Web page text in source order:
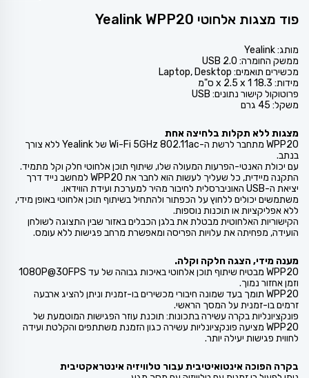
פוד מצגות אלחוטי Yealink WPP20
מותג: Yealink
ממשק החומרה: USB 2.0
מכשירים תואמים: Laptop, Desktop
מידות: 18.3 x 2.5 x 1 ס"מ
פרוטוקול קישור נתונים: USB
משקל: 45 גרם
מצגות ללא תקלות בלחיצה אחת
WPP20 מתחבר לרשת ה-Wi-Fi 5GHz 802.11ac של Yealink ללא צורך
בנתב.
עם יכולת האנטי-הפרעות המעולה שלו, שיתוף תוכן אלחוטי חלק וקל מתמיד.
התקנה מיידית, כל שעליך לעשות הוא לחבר את WPP20 למחשב נייד דרך
יציאת ה-USB האוניברסלית לחיבור מהיר למערכת ועידת הווידאו.
משתמשים יכולים ללחוץ על הכפתור ולהתחיל בשיתוף תוכן אלחוטי באופן מידי,
ללא אפליקציות או תוכנות נוספות.
הקישוריות האלחוטית מבטלת את בלגן הכבלים באזור שבין התצוגה לשולחן
הועידה, מפחיתה את עלויות הפריסה ומאפשרת מרחב פגישות ללא עומס.
מענה מידי, הצגה חלקה וקלה.
WPP20 מבטיח שיתוף תוכן אלחוטי באיכות גבוהה של עד 1080P@30FPS
וזמן אחזור נמוך.
WPP20 תומך בעד שמונה חיבורי מכשירים בו-זמנית וניתן להציג ארבעה
זרמים בו-זמנית על המסך הראשי.
פונקציונליות בקרה עשירה בתכונות: תוכנת עוזר הפגישות המוטמעת של
WPP20 מציעה פונקציונליות עשירה כגון הזמנת משתתפים והקלטת ועידה
לחווית פגישות יעילה יותר.
בקרה הפוכה אינטואיטיבית עבור טלוויזיה אינטראקטיבית